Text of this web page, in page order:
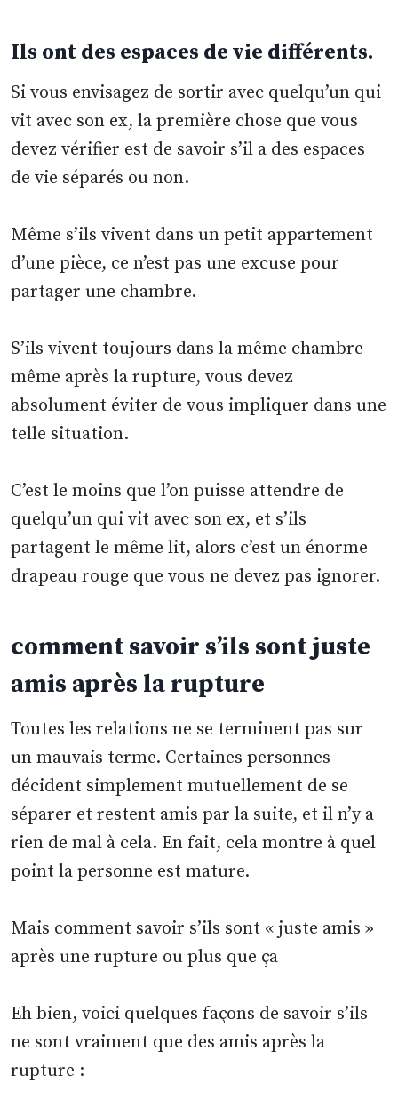
Ils ont des espaces de vie différents.
Si vous envisagez de sortir avec quelqu’un qui
vit avec son ex, la première chose que vous
devez vérifier est de savoir s’il a des espaces
de vie séparés ou non.
Même s’ils vivent dans un petit appartement
d’une pièce, ce n’est pas une excuse pour
partager une chambre.
S’ils vivent toujours dans la même chambre
même après la rupture, vous devez
absolument éviter de vous impliquer dans une
telle situation.
C’est le moins que l’on puisse attendre de
quelqu’un qui vit avec son ex, et s’ils
partagent le même lit, alors c’est un énorme
drapeau rouge que vous ne devez pas ignorer.
comment savoir s’ils sont juste
amis après la rupture
Toutes les relations ne se terminent pas sur
un mauvais terme. Certaines personnes
décident simplement mutuellement de se
séparer et restent amis par la suite, et il n’y a
rien de mal à cela. En fait, cela montre à quel
point la personne est mature.
Mais comment savoir s’ils sont « juste amis »
après une rupture ou plus que ça
Eh bien, voici quelques façons de savoir s’ils
ne sont vraiment que des amis après la
rupture :